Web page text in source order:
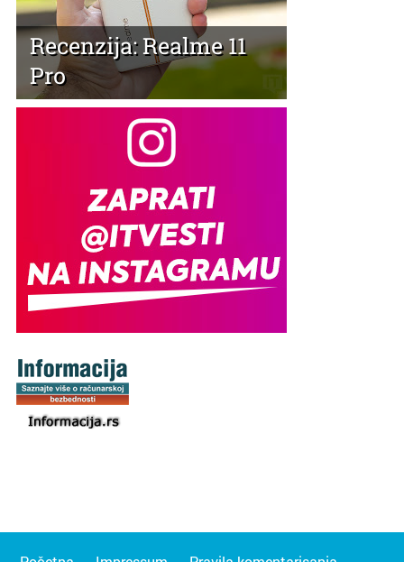
Recenzija: Realme 11
Pro